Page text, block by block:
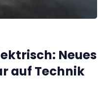
Neues
auf Technik